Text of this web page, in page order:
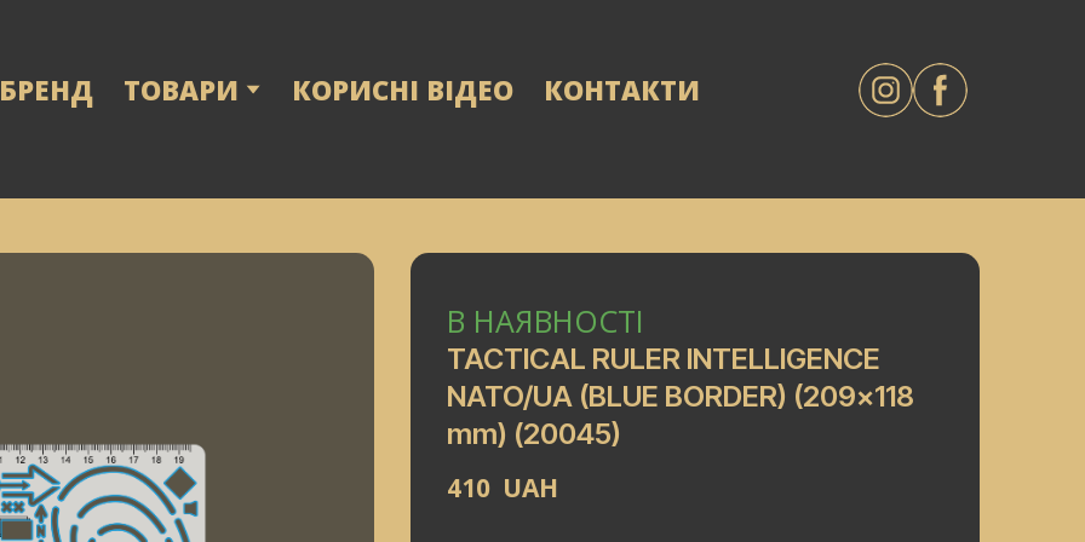
ТОВАРИ КОРИСНІ ВІДЕО КОНТАКТИ
В НАЯВНОСТІ
TACTICAL RULER INTELLIGENCE
NATO/UA (BLUE BORDER) (209x118
mm) (20045)
410  UAH